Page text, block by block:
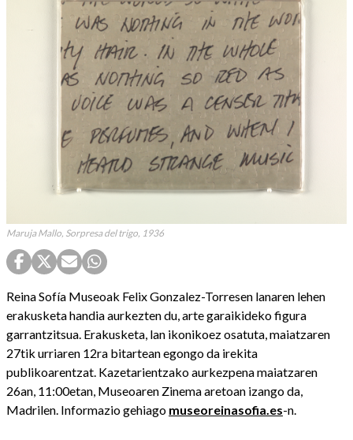
Maruja Mallo, Sorpresa del trigo, 1936
Reina Sofía Museoak Felix Gonzalez-Torresen lanaren lehen
erakusketa handia aurkezten du, arte garaikideko figura
garrantzitsua. Erakusketa, lan ikonikoez osatuta, maiatzaren
27tik urriaren 12ra bitartean egongo da irekita
publikoarentzat. Kazetarientzako aurkezpena maiatzaren
26an, 11:00etan, Museoaren Zinema aretoan izango da,
Madrilen. Informazio gehiago museoreinasofia.es-n.